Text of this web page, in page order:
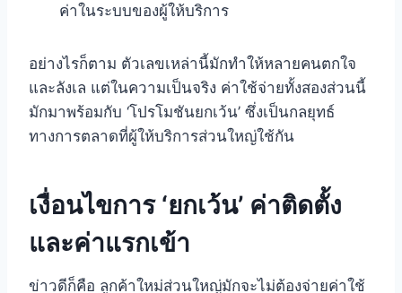
ค่าในระบบของผู้ให้บริการ
อย่างไรก็ตาม ตัวเลขเหล่านี้มักทำให้หลายคนตกใจ
และลังเล แต่ในความเป็นจริง ค่าใช้จ่ายทั้งสองส่วนนี้
มักมาพร้อมกับ ‘โปรโมชันยกเว้น’ ซึ่งเป็นกลยุทธ์
ทางการตลาดที่ผู้ให้บริการส่วนใหญ่ใช้กัน
เงื่อนไขการ ‘ยกเว้น’ ค่าติดตั้ง
และค่าแรกเข้า
ข่าวดีก็คือ ลูกค้าใหม่ส่วนใหญ่มักจะไม่ต้องจ่ายค่าใช้